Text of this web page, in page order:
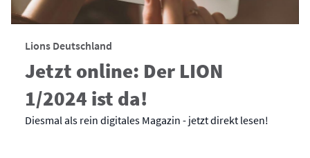
Lions Deutschland
Jetzt online: Der LION
1/2024 ist da!
Diesmal als rein digitales Magazin - jetzt direkt lesen!